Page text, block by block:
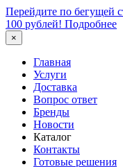
Перейдите по бегущей
100 рублей! Подробнее
×
Главная
Услуги
Доставка
Вопрос ответ
Бренды
Новости
Каталог
Контакты
Готовые решения